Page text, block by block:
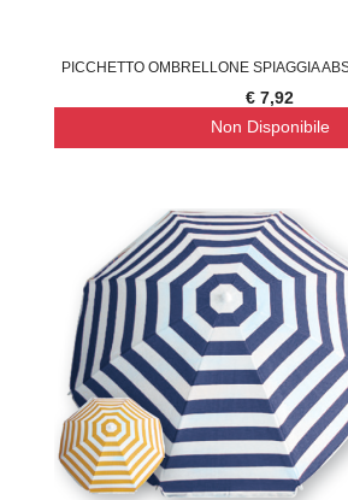
PICCHETTO OMBRELLONE SPIAGGIA
€ 7,92
Non Disponibile